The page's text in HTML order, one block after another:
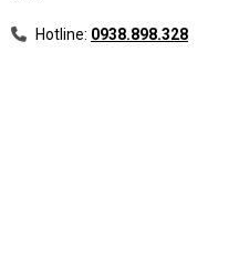
Hotline: 0938.898.328